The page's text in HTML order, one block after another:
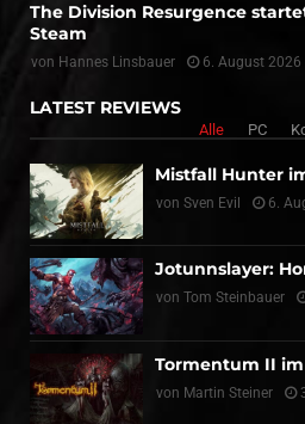
The Division Resurgence
Steam
von Hannes Linsbauer 6. August 2026
LATEST REVIEWS
Alle PC
Mistfall Hunter
von Sven Evil 6.
Jotunnslayer:
von Tom Steinbauer
Tormentum II im
von Martin Steiner